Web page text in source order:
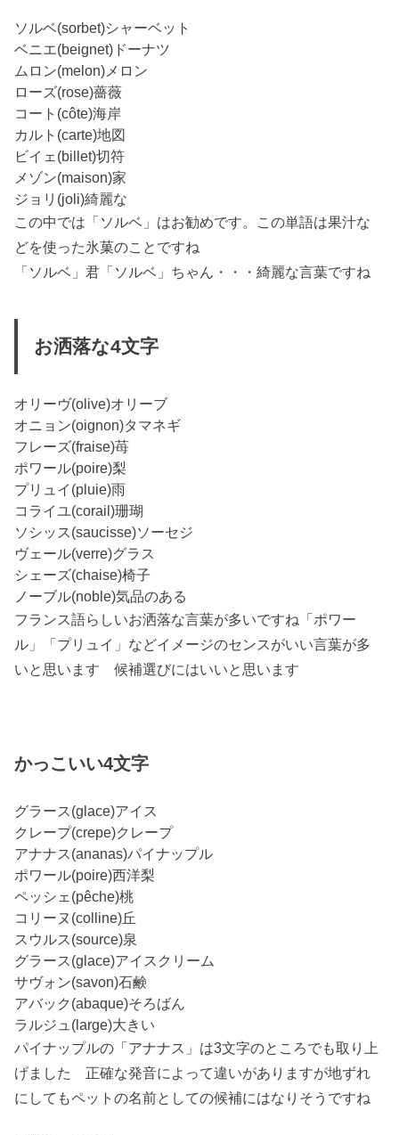
ソルベ(sorbet)シャーベット
ベニエ(beignet)ドーナツ
ムロン(melon)メロン
ローズ(rose)薔薇
コート(côte)海岸
カルト(carte)地図
ビイェ(billet)切符
メゾン(maison)家
ジョリ(joli)綺麗な
この中では「ソルベ」はお勧めです。この単語は果汁な
どを使った氷菓のことですね
「ソルベ」君「ソルベ」ちゃん・・・綺麗な言葉ですね
お洒落な4文字
オリーヴ(olive)オリーブ
オニョン(oignon)タマネギ
フレーズ(fraise)苺
ポワール(poire)梨
プリュイ(pluie)雨
コライユ(corail)珊瑚
ソシッス(saucisse)ソーセジ
ヴェール(verre)グラス
シェーズ(chaise)椅子
ノーブル(noble)気品のある
フランス語らしいお洒落な言葉が多いですね「ポワー
ル」「プリュイ」などイメージのセンスがいい言葉が多
いと思います 候補選びにはいいと思います
かっこいい4文字
グラース(glace)アイス
クレープ(crepe)クレープ
アナナス(ananas)パイナップル
ポワール(poire)西洋梨
ペッシェ(pêche)桃
コリーヌ(colline)丘
スウルス(source)泉
グラース(glace)アイスクリーム
サヴォン(savon)石鹸
アバック(abaque)そろばん
ラルジュ(large)大きい
パイナップルの「アナナス」は3文字のところでも取り上
げました 正確な発音によって違いがありますが地ずれ
にしてもペットの名前としての候補にはなりそうですね